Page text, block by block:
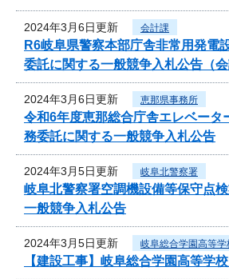
2024年3月6日更新 会計課
R6岐阜県警察本部庁舎非常用発電
委託に関する一般競争入札公告（会
2024年3月6日更新 恵那県事務所
令和6年度恵那総合庁舎エレベータ
務委託に関する一般競争入札公告
2024年3月5日更新 岐阜北警察署
岐阜北警察署空調機設備等保守点
一般競争入札公告
2024年3月5日更新 岐阜総合学園高等学
【建設工事】岐阜総合学園高等学